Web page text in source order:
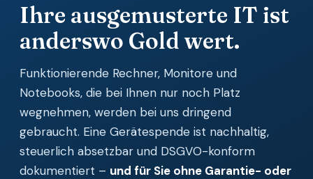
Ihre ausgemusterte IT ist
anderswo Gold wert.
Funktionierende Rechner, Monitore und
Notebooks, die bei Ihnen nur noch Platz
wegnehmen, werden bei uns dringend
gebraucht. Eine Gerätespende ist nachhaltig,
steuerlich absetzbar und DSGVO-konform
dokumentiert – und für Sie ohne Garantie- oder